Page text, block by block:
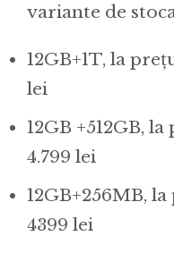
variante de
12GB+1T, la
lei
12GB +512GB,
4.799 lei
12GB+256MB,
4399 lei